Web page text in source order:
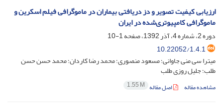
ارزیابی کیفیت تصویر و دز دریافتی بیماران در ماموگرافی فیلم اسکرین و
ماموگرافی کامپیوتری‌شده در ایران
دوره 2، شماره 4، آذر 1392، صفحه
1-10
10.22052/1.4.1
میترا سی منی جاوانی؛ مسعود منصوری؛ محمد رضا کاردان؛ محمد حسن حسن
طلب؛ جلیل روزی طلب
مشاهده مقاله اصل مقاله 1.55 M